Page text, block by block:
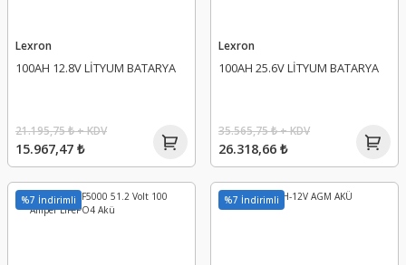
Lexron
100AH 12.8V LİTYUM BATARYA
15.967,47 ₺
21.195,75 ₺ + KDV
Lexron
100AH 25.6V LİTYUM BATARYA
26.318,66 ₺
35.565,75 ₺ + KDV
%7 İndirimli %7 İndirimli